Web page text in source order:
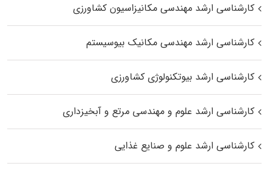
کارشناسی ارشد مهندسی مکانیزاسیون کشاورزی
کارشناسی ارشد مهندسی مکانیک بیوسیستم
کارشناسی ارشد بیوتکنولوژی کشاورزی
کارشناسی ارشد علوم و مهندسی مرتع و آبخیزداری
کارشناسی ارشد علوم و صنایع غذایی